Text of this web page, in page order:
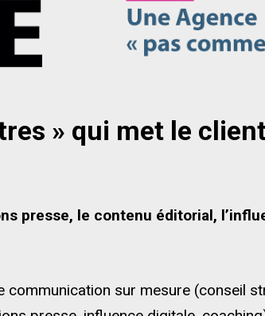
» qui met le
presse, le contenu éditorial,
sur mesure (conseil